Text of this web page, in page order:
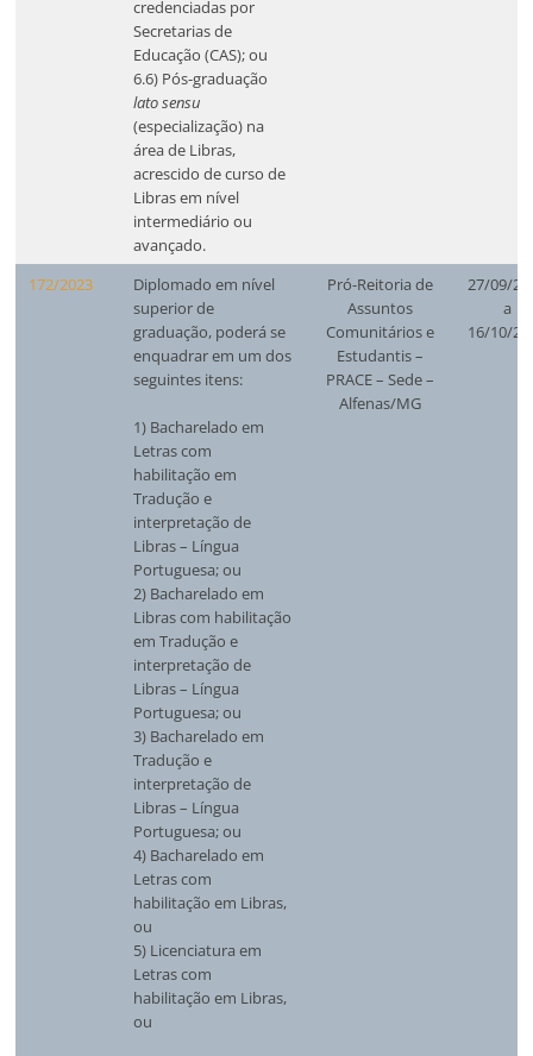
credenciadas por
Secretarias de
Educação (CAS); ou
6.6) Pós-graduação
lato sensu
(especialização) na
área de Libras,
acrescido de curso de
Libras em nível
intermediário ou
avançado.
172/2023
Diplomado em nível
superior de
graduação, poderá se
enquadrar em um dos
seguintes itens:
1) Bacharelado em
Letras com
habilitação em
Tradução e
interpretação de
Libras – Língua
Portuguesa; ou
2) Bacharelado em
Libras com habilitação
em Tradução e
interpretação de
Libras – Língua
Portuguesa; ou
3) Bacharelado em
Tradução e
interpretação de
Libras – Língua
Portuguesa; ou
4) Bacharelado em
Letras com
habilitação em Libras,
ou
5) Licenciatura em
Letras com
habilitação em Libras,
ou
Pró-Reitoria de
Assuntos
Comunitários e
Estudantis –
PRACE – Sede –
Alfenas/MG
27/09/
a
16/10/